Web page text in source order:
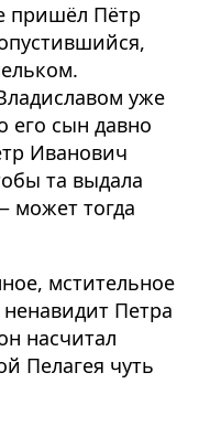
пришёл Пётр
уже
его сын давно
Иванович
та выдала
может тогда
мстительное
Петра
насчитал
Пелагея чуть